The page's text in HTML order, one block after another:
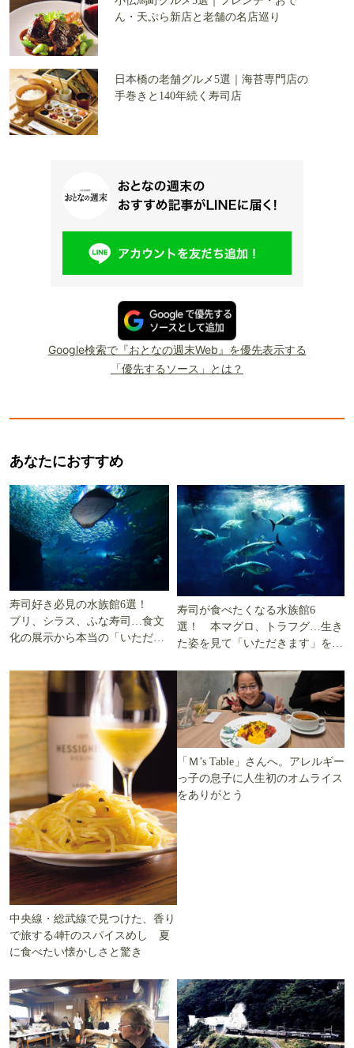
ん・天ぷら新店と老舗の名店巡り
日本橋の老舗グルメ5選｜海苔専門店の
手巻きと140年続く寿司店
Google検索で『おとなの週末Web』を優先表示する
「優先するソース」とは？
あなたにおすすめ
寿司好き必見の水族館6選！
ブリ、シラス、ふな寿司…食文
化の展示から本当の「いただき
寿司が食べたくなる水族館6
選！ 本マグロ、トラフグ…生き
た姿を見て「いただきます」を考
中央線・総武線で見つけた、香り
で旅する4軒のスパイスめし 夏
に食べたい懐かしさと驚き
「Ｍ’s Table」さんへ。アレルギー
っ子の息子に人生初のオムライス
をありがとう